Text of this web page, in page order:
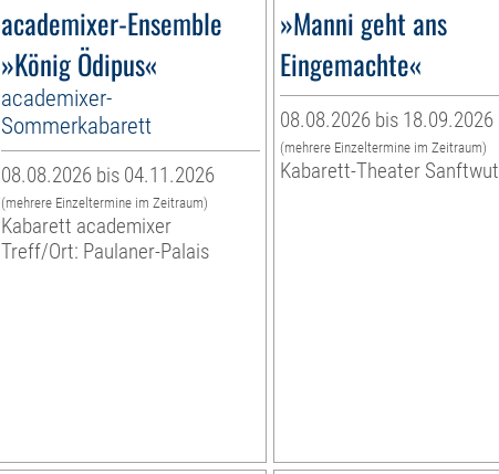
academixer-Ensemble
»König Ödipus«
academixer-
Sommerkabarett
08.08.2026 bis 04.11.2026
(mehrere Einzeltermine im Zeitraum)
Kabarett academixer
Treff/Ort: Paulaner-Palais
»Manni geht ans
Eingemachte«
08.08.2026 bis 18.09.2026
(mehrere Einzeltermine im Zeitraum)
Kabarett-Theater Sanftwut